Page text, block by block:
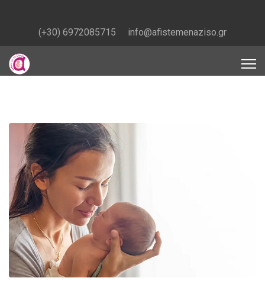
(+30) 6972085715 info@afistemenaziso.gr